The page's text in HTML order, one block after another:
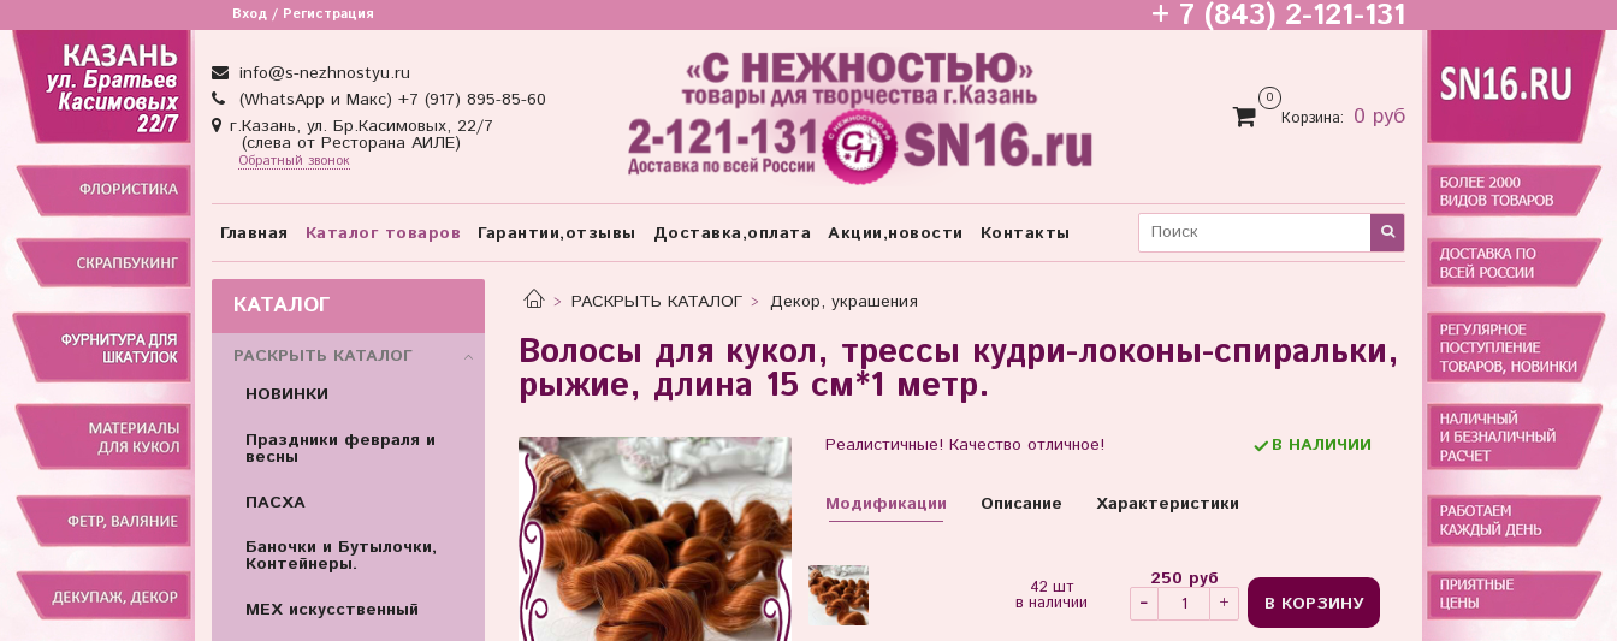
Вход / Регистрация + 7 (843) 2-121-131
info@s-nezhnostyu.ru
(WhatsApp и Макс) +7 (917) 895-85-60
г.Казань, ул. Бр.Касимовых, 22/7
(слева от Ресторана АИЛЕ)
Обратный звонок
0
Корзина: 0 руб
Главная Каталог товаров Гарантии,отзывы Доставка,оплата Акции,новости Контакты
РАСКРЫТЬ КАТАЛОГ Декор, украшения
Волосы для кукол, трессы кудри-локоны-спиральки,
рыжие, длина 15 см*1 метр.
Реалистичные! Качество отличное! В НАЛИЧИИ
Модификации
42 шт
в наличии
250 руб
В КОРЗИНУ
Описание Характеристики
КАТАЛОГ
РАСКРЫТЬ КАТАЛОГ
НОВИНКИ
Праздники февраля и
весны
ПАСХА
Баночки и Бутылочки,
Контейнеры.
МЕХ искусственный